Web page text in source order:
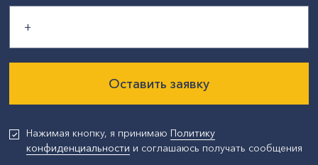
Оставить заявку
Нажимая кнопку, я принимаю Политику
конфиденциальности и соглашаюсь получать сообщения